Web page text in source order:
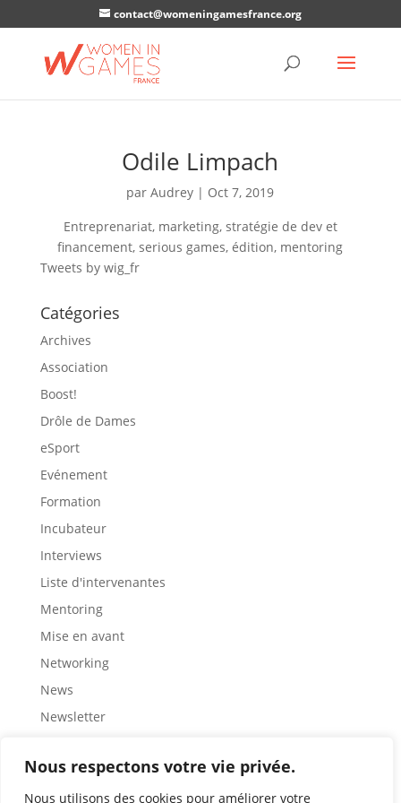
Nous respectons votre vie privée.
Nous utilisons des cookies pour améliorer votre
contact@womeningamesfrance.org
Odile Limpach
parAudrey | Oct 7, 2019
Entreprenariat, marketing, stratégie de dev et
financement, serious games, édition, mentoring
Tweets by wig_fr
Catégories
Archives
Association
Boost!
Drôle de Dames
eSport
Evénement
Formation
Incubateur
Interviews
Liste d'intervenantes
Mentoring
Mise en avant
Networking
News
Newsletter
Rencontre
Représentation